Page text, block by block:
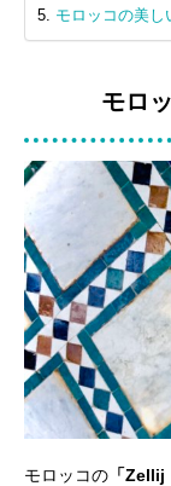
モロッコの美し
モロ
モロッコの 「Zellij